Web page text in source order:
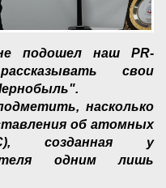
подошел наш PR-
свои
насколько
об атомных
созданная у
одним лишь